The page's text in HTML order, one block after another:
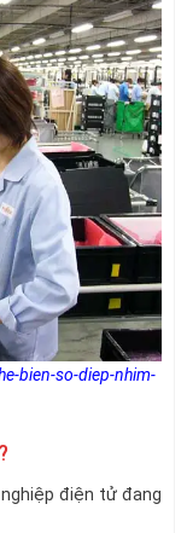
bien-so-diep-nhim-
điện tử đang